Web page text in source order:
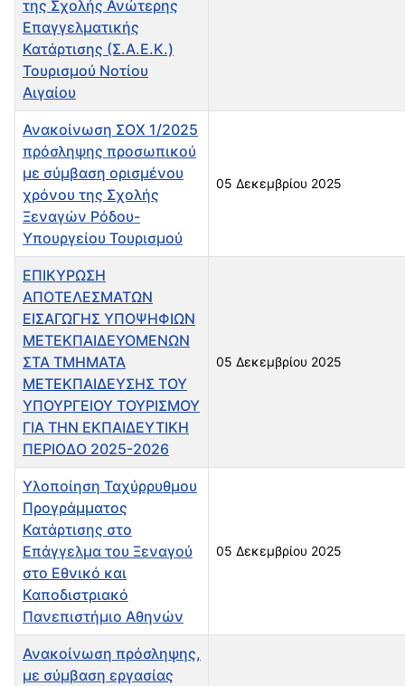
της Σχολής Ανώτερης
Επαγγελματικής
Κατάρτισης (Σ.Α.Ε.Κ.)
Τουρισμού Νοτίου
Αιγαίου
Ανακοίνωση ΣΟΧ 1/2025
πρόσληψης προσωπικού
με σύμβαση ορισμένου
χρόνου της Σχολής
Ξεναγών Ρόδου-
Υπουργείου Τουρισμού
05 Δεκεμβρίου 2025
ΕΠΙΚΥΡΩΣΗ
ΑΠΟΤΕΛΕΣΜΑΤΩΝ
ΕΙΣΑΓΩΓΗΣ ΥΠΟΨΗΦΙΩΝ
ΜΕΤΕΚΠΑΙΔΕΥΟΜΕΝΩΝ
ΣΤΑ ΤΜΗΜΑΤΑ
ΜΕΤΕΚΠΑΙΔΕΥΣΗΣ ΤΟΥ
ΥΠΟΥΡΓΕΙΟΥ ΤΟΥΡΙΣΜΟΥ
ΓΙΑ ΤΗΝ ΕΚΠΑΙΔΕΥΤΙΚΗ
ΠΕΡΙΟΔΟ 2025-2026
05 Δεκεμβρίου 2025
Υλοποίηση Ταχύρρυθμου
Προγράμματος
Κατάρτισης στο
Επάγγελμα του Ξεναγού
στο Εθνικό και
Καποδιστριακό
Πανεπιστήμιο Αθηνών
05 Δεκεμβρίου 2025
Ανακοίνωση πρόσληψης,
με σύμβαση εργασίας